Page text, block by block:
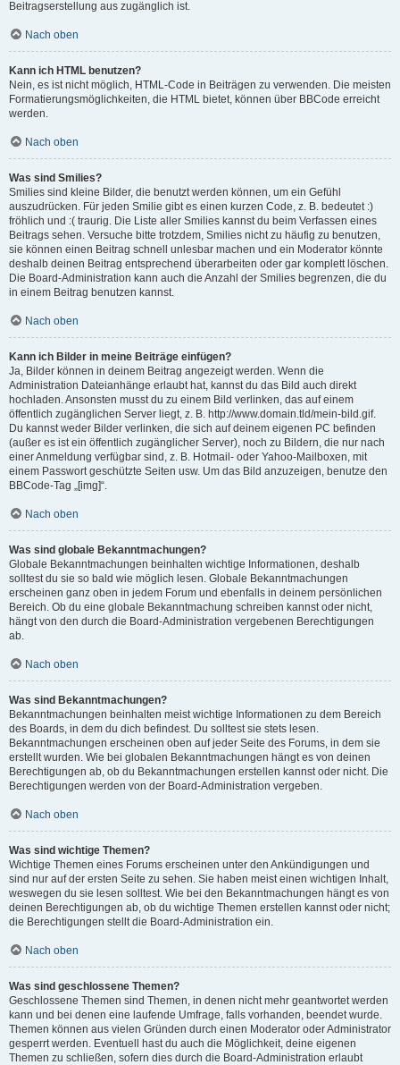
Beitragserstellung aus zugänglich ist.
Nach oben
Kann ich HTML benutzen?
Nein, es ist nicht möglich, HTML-Code in Beiträgen zu verwenden. Die meisten
Formatierungsmöglichkeiten, die HTML bietet, können über BBCode erreicht
werden.
Nach oben
Was sind Smilies?
Smilies sind kleine Bilder, die benutzt werden können, um ein Gefühl
auszudrücken. Für jeden Smilie gibt es einen kurzen Code, z. B. bedeutet :)
fröhlich und :( traurig. Die Liste aller Smilies kannst du beim Verfassen eines
Beitrags sehen. Versuche bitte trotzdem, Smilies nicht zu häufig zu benutzen,
sie können einen Beitrag schnell unlesbar machen und ein Moderator könnte
deshalb deinen Beitrag entsprechend überarbeiten oder gar komplett löschen.
Die Board-Administration kann auch die Anzahl der Smilies begrenzen, die du
in einem Beitrag benutzen kannst.
Nach oben
Kann ich Bilder in meine Beiträge einfügen?
Ja, Bilder können in deinem Beitrag angezeigt werden. Wenn die
Administration Dateianhänge erlaubt hat, kannst du das Bild auch direkt
hochladen. Ansonsten musst du zu einem Bild verlinken, das auf einem
öffentlich zugänglichen Server liegt, z. B. http://www.domain.tld/mein-bild.gif.
Du kannst weder Bilder verlinken, die sich auf deinem eigenen PC befinden
(außer es ist ein öffentlich zugänglicher Server), noch zu Bildern, die nur nach
einer Anmeldung verfügbar sind, z. B. Hotmail- oder Yahoo-Mailboxen, mit
einem Passwort geschützte Seiten usw. Um das Bild anzuzeigen, benutze den
BBCode-Tag „[img]“.
Nach oben
Was sind globale Bekanntmachungen?
Globale Bekanntmachungen beinhalten wichtige Informationen, deshalb
solltest du sie so bald wie möglich lesen. Globale Bekanntmachungen
erscheinen ganz oben in jedem Forum und ebenfalls in deinem persönlichen
Bereich. Ob du eine globale Bekanntmachung schreiben kannst oder nicht,
hängt von den durch die Board-Administration vergebenen Berechtigungen
ab.
Nach oben
Was sind Bekanntmachungen?
Bekanntmachungen beinhalten meist wichtige Informationen zu dem Bereich
des Boards, in dem du dich befindest. Du solltest sie stets lesen.
Bekanntmachungen erscheinen oben auf jeder Seite des Forums, in dem sie
erstellt wurden. Wie bei globalen Bekanntmachungen hängt es von deinen
Berechtigungen ab, ob du Bekanntmachungen erstellen kannst oder nicht. Die
Berechtigungen werden von der Board-Administration vergeben.
Nach oben
Was sind wichtige Themen?
Wichtige Themen eines Forums erscheinen unter den Ankündigungen und
sind nur auf der ersten Seite zu sehen. Sie haben meist einen wichtigen Inhalt,
weswegen du sie lesen solltest. Wie bei den Bekanntmachungen hängt es von
deinen Berechtigungen ab, ob du wichtige Themen erstellen kannst oder nicht;
die Berechtigungen stellt die Board-Administration ein.
Nach oben
Was sind geschlossene Themen?
Geschlossene Themen sind Themen, in denen nicht mehr geantwortet werden
kann und bei denen eine laufende Umfrage, falls vorhanden, beendet wurde.
Themen können aus vielen Gründen durch einen Moderator oder Administrator
gesperrt werden. Eventuell hast du auch die Möglichkeit, deine eigenen
Themen zu schließen, sofern dies durch die Board-Administration erlaubt